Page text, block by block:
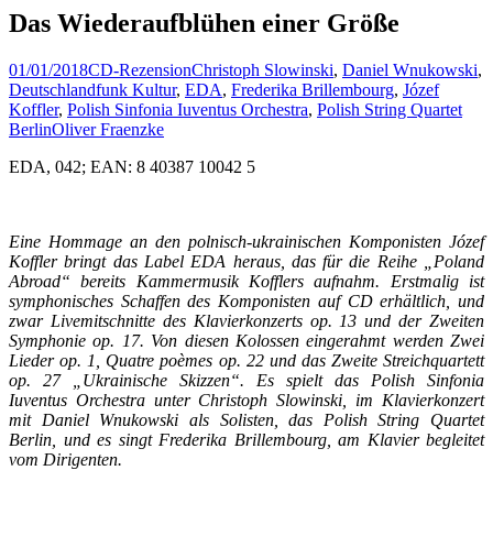
Das Wiederaufblühen einer Größe
01/01/2018CD-RezensionChristoph Slowinski, Daniel Wnukowski,
Deutschlandfunk Kultur, EDA, Frederika Brillembourg, Józef
Koffler, Polish Sinfonia Iuventus Orchestra, Polish String Quartet
BerlinOliver Fraenzke
EDA, 042; EAN: 8 40387 10042 5
Eine Hommage an den polnisch-ukrainischen Komponisten Józef
Koffler bringt das Label EDA heraus, das für die Reihe „Poland
Abroad“ bereits Kammermusik Kofflers aufnahm. Erstmalig ist
symphonisches Schaffen des Komponisten auf CD erhältlich, und
zwar Livemitschnitte des Klavierkonzerts op. 13 und der Zweiten
Symphonie op. 17. Von diesen Kolossen eingerahmt werden Zwei
Lieder op. 1, Quatre poèmes op. 22 und das Zweite Streichquartett
op. 27 „Ukrainische Skizzen“. Es spielt das Polish Sinfonia
Iuventus Orchestra unter Christoph Slowinski, im Klavierkonzert
mit Daniel Wnukowski als Solisten, das Polish String Quartet
Berlin, und es singt Frederika Brillembourg, am Klavier begleitet
vom Dirigenten.